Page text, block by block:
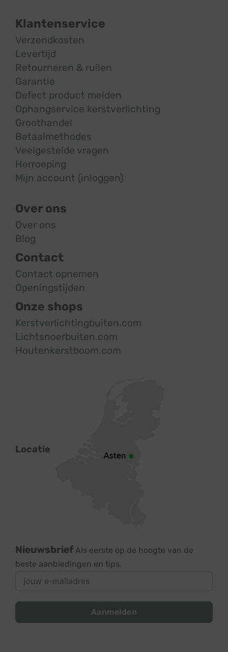
Klantenservice
Verzendkosten
Levertijd
Retourneren & ruilen
Garantie
Defect product melden
Ophangservice kerstverlichting
Groothandel
Betaalmethodes
Veelgestelde vragen
Herroeping
Mijn account (inloggen)
Over ons
Over ons
Blog
Contact
Contact opnemen
Openingstijden
Onze shops
Kerstverlichtingbuiten.com
Lichtsnoerbuiten.com
Houtenkerstboom.com
Locatie
Nieuwsbrief Als eerste op de hoogte van de
beste aanbiedingen en tips.
Aanmelden